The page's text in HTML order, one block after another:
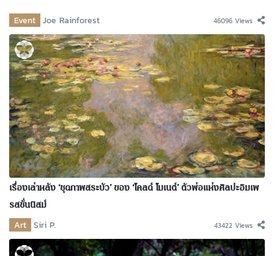
Event Joe Rainforest 46096 Views
เรื่องเล่าหลัง ‘ชุดภาพสระบัว’ ของ ‘โคลด์ โมเนต์’ ตัวพ่อแห่งศิลปะอิมเพ
รสชั่นนิสม์
Art Siri P. 43422 Views